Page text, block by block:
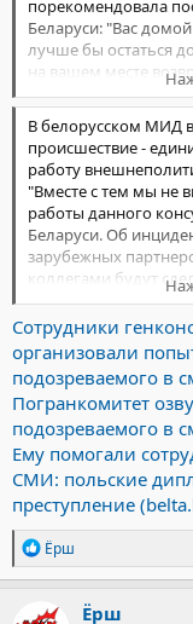
порекомендовала
Беларуси: "Вас
лучше бы остаться
на вашем месте
у вас есть
рассмотреть это.
работу, не в
Как сообщается в
его отца-напарника
Брест, где ими были
Санкт-Петербург -
Польские
письменный запрет
на преступление. В
поляк был задержан
Госпогранкомитета.
Подозреваемому в
процессуального
временного
облисполкома
В белорусском МИД
происшествие -
работу
"Вместе с тем мы не
работы данного
Беларуси. Об
зарубежных
коллегами будут
резюмировал
Сотрудники
организовали
подозреваемого в
Погранкомитет
подозреваемого в
Ему помогали
СМИ: польские
преступление
Р
е
а
к
Ёрш
Ёрш